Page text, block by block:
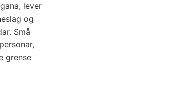
lever
og
Små
grense